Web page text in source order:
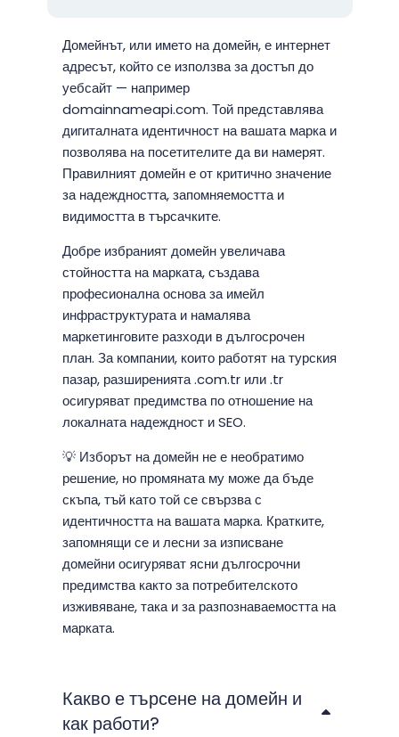
Домейнът, или името на домейн, е интернет
адресът, който се използва за достъп до
уебсайт — например
domainnameapi.com. Той представлява
дигиталната идентичност на вашата марка и
позволява на посетителите да ви намерят.
Правилният домейн е от критично значение
за надеждността, запомняемостта и
видимостта в търсачките.
Добре избраният домейн увеличава
стойността на марката, създава
професионална основа за имейл
инфраструктурата и намалява
маркетинговите разходи в дългосрочен
план. За компании, които работят на турския
пазар, разширенията .com.tr или .tr
осигуряват предимства по отношение на
локалната надеждност и SEO.
💡 Изборът на домейн не е необратимо
решение, но промяната му може да бъде
скъпа, тъй като той се свързва с
идентичността на вашата марка. Кратките,
запомнящи се и лесни за изписване
домейни осигуряват ясни дългосрочни
предимства както за потребителското
изживяване, така и за разпознаваемостта на
марката.
Какво е търсене на домейн и
как работи?